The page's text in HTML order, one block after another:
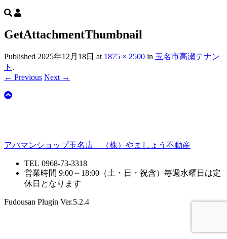
GetAttachmentThumbnail
Published 2025年12月18日 at 1875 × 2500 in 玉名市高瀬テナン
ト .
← Previous Next →
アパマンショップ玉名店 （株）やましょう不動産
TEL 0968-73-3318
営業時間 9:00～18:00（土・日・祝含）毎週水曜日は定
休日となります
Fudousan Plugin Ver.5.2.4